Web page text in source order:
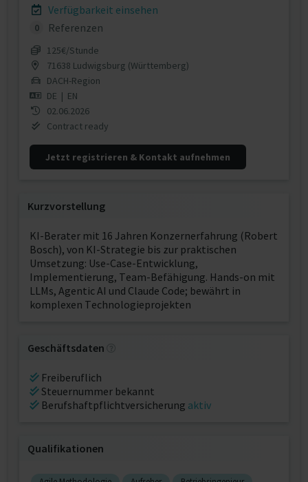
Verfügbarkeit einsehen
0 Referenzen
125€/Stunde
71638 Ludwigsburg (Württemberg)
DACH-Region
DE | EN
02.06.2026
Contract ready
Jetzt registrieren & Kontakt aufnehmen
Kurzvorstellung
KI-Berater mit 16 Jahren Konzernerfahrung (Robert
Bosch), von KI-Strategie bis zur praktischen
Umsetzung: Use-Case-Entwicklung,
Implementierung, Team-Befähigung. Hands-on mit
LLMs, Agentic AI und Claude Code; bewährt in
komplexen Technologieprojekten
Geschäftsdaten
Freiberuflich
Steuernummer bekannt
Berufshaftpflichtversicherung aktiv
Qualifikationen